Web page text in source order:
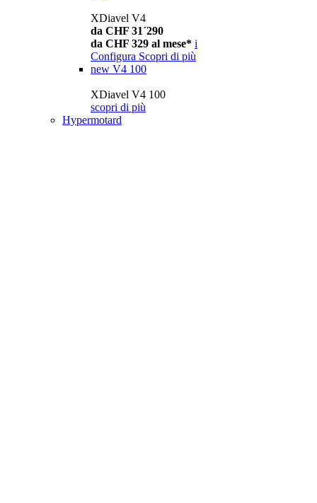
XDiavel V4
da CHF 31´290
da CHF 329 al mese* i
Configura Scopri di più
new V4 100
XDiavel V4 100
scopri di più
Hypermotard